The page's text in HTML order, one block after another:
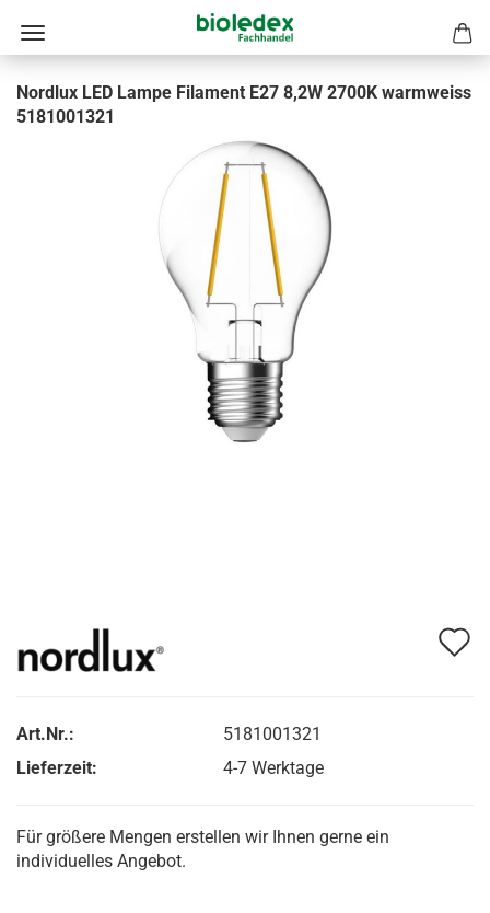
Nordlux LED Lampe Filament E27 8,2W 2700K warmweiss
5181001321
Art.Nr.:
5181001321
Lieferzeit:
4-7 Werktage
Für größere Mengen erstellen wir Ihnen gerne ein
individuelles Angebot.